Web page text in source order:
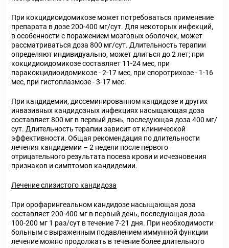
При кокцидиоидомикозе может потребоваться применение
препарата в дозе 200-400 мг/сут. Для некоторых инфекций,
в особенности с поражением мозговых оболочек, может
рассматриваться доза 800 мг/сут. Длительность терапии
определяют индивидуально, может длиться до 2 лет; при
кокцидиоидомикозе составляет 11-24 мес, при
паракокцидиоидомикозе - 2-17 мес, при споротрихозе - 1-16
мес, при гистоплазмозе - 3-17 мес.
При кандидемии, диссеминированном кандидозе и других
инвазивных кандидозных инфекциях насыщающая доза
составляет 800 мг в первый день, последующая доза 400 мг/
сут. Длительность терапии зависит от клинической
эффективности. Общая рекомендация по длительности
лечения кандидемии – 2 недели после первого
отрицательного результата посева крови и исчезновения
признаков и симптомов кандидемии.
Лечение слизистого кандидоза
При орофарингеальном кандидозе насыщающая доза
составляет 200-400 мг в первый день, последующая доза -
100-200 мг 1 раз/сут в течение 7-21 дня. При необходимости
больным с выраженным подавлением иммунной функции
лечение можно продолжать в течение более длительного